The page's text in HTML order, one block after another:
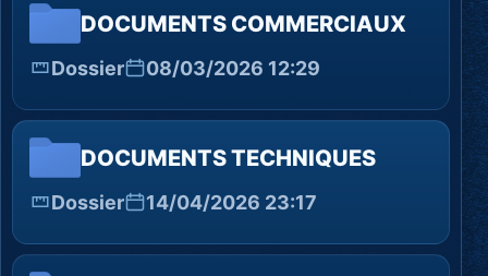
DOCUMENTS COMMERCIAUX
Dossier 08/03/2026 12:29
DOCUMENTS TECHNIQUES
Dossier 14/04/2026 23:17